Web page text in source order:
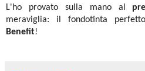
L'ho provato sulla mano al
meraviglia: il fondotinta
Benefit!